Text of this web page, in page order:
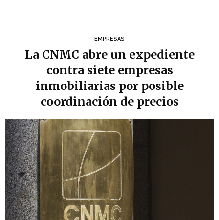
EMPRESAS
La CNMC abre un expediente
contra siete empresas
inmobiliarias por posible
coordinación de precios